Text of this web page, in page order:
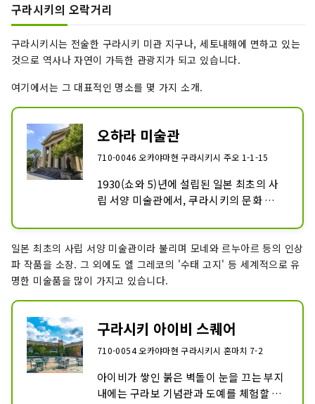
구라시키의 오락거리
구라시키시는 전술한 구라시키 미관 지구나, 세토내해에 면하고 있는
것으로 역사나 자연이 가득한 관광지가 되고 있습니다.
여기에서는 그 대표적인 명소를 몇 가지 소개.
오하라 미술관
710-0046 오카야마현 구라시키시 주오 1-1-15
1930(쇼와 5)년에 설립된 일본 최초의 사
립 서양 미술관에서, 쿠라시키의 문화 발전
해 창립되었습니다. 본관에는 엘 그레코 작
'수태 고지', 클로드 모네 작 '수련', 르누아
르, 고갱 등 유명한 서양의 명화가 많이 전
시되어 있습니다. 그 밖에도, 이집트 고대
미술, 서양 현대 미술, 일본 근대·현대 미
【오하라 미술관의 건물에 대해서】
하라 손사부로가 사장을 맡는 쿠라시키 견
직 주식회사에 들어가, 오하라의 한팔로서
일본 최초의 사립 서양 미술관이라 불리며 모네와 르누아르 등의 인상
파 작품을 소장. 그 외에도 엘 그레코의 '수태 고지' 등 세계적으로 유
명한 미술품을 많이 가지고 있습니다.
구라시키 아이비 스퀘어
710-0054 오카야마현 구라시키시 혼마치 7-2
아이비가 쌓인 붉은 벽돌이 눈을 끄는 부지
내에는 구라보 기념관과 도예를 체험할 수